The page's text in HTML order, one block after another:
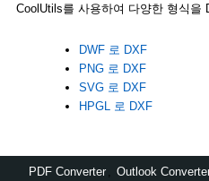
CoolUtils를 사용하여 다양한 형식을
DWF 로 DXF
PNG 로 DXF
SVG 로 DXF
HPGL 로 DXF
PDF Converter Outlook